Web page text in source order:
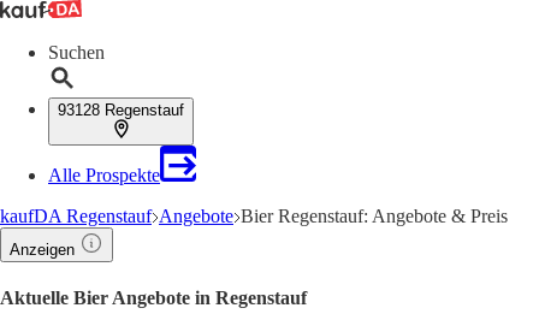
Suchen
93128 Regenstauf
Alle Prospekte
kaufDA Regenstauf Angebote Bier Regenstauf: Angebote & Preis
Anzeigen
Aktuelle Bier Angebote in Regenstauf